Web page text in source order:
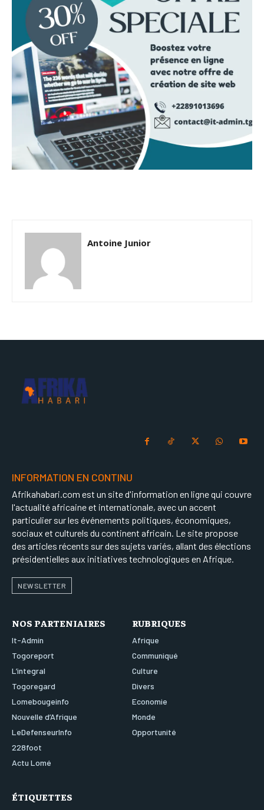
Antoine Junior
INFORMATION EN CONTINU
Afrikahabari.com est un site d'information en ligne qui couvre
l'actualité africaine et internationale, avec un accent
particulier sur les événements politiques, économiques,
sociaux et culturels du continent africain. Le site propose
des articles récents sur des sujets variés, allant des élections
présidentielles aux initiatives technologiques en Afrique.
NEWSLETTER
NOS PARTENIAIRES
It-Admin
Togoreport
L’integral
Togoregard
Lomebougeinfo
Nouvelle d’Afrique
LeDefenseurInfo
228foot
Actu Lomé
RUBRIQUES
Afrique
Communiqué
Culture
Divers
Economie
Monde
Opportunité
ÉTIQUETTES